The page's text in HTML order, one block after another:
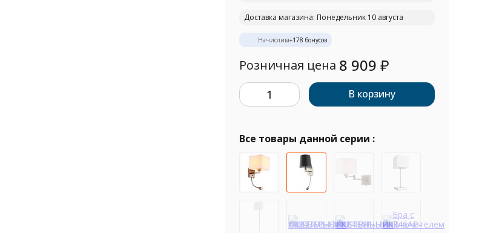
Доставка магазина: Понедельник 10 августа
Начислим+178 бонусов
Розничная цена 8 909₽
В корзину
Все товары данной серии :